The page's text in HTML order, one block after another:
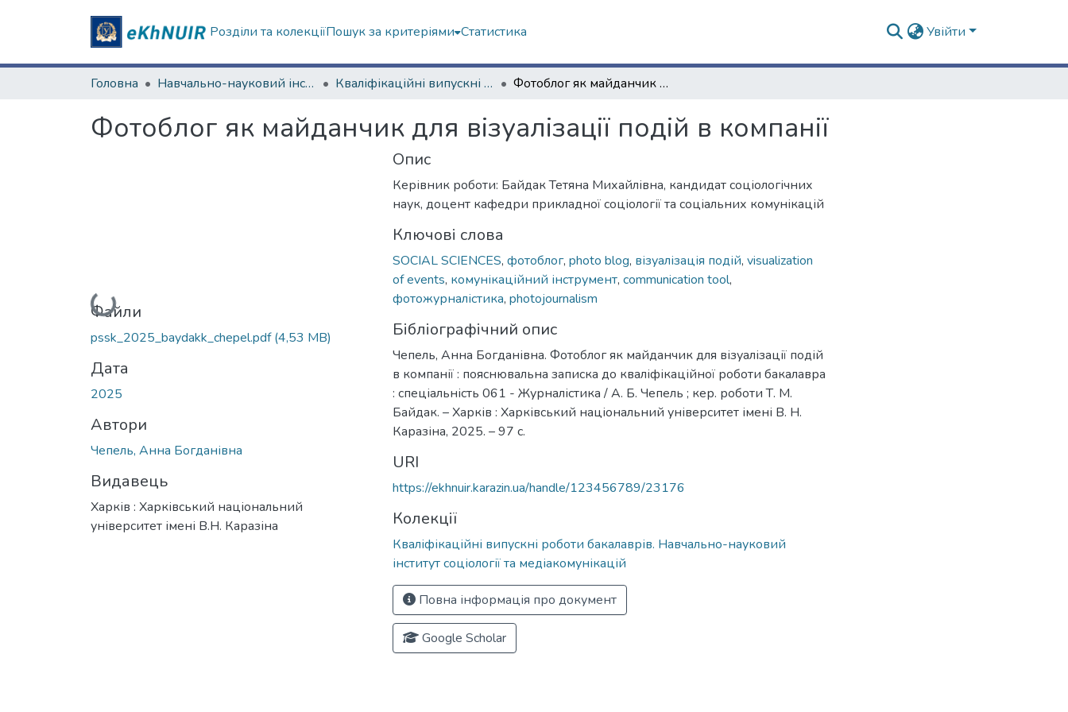
Розділи та колекціїПошук за критеріями Статистика Увійти
Головна Навчально-науковий інститут соціології та медіакомунікацій Кваліфікаційні випускні роботи бакалаврів. Навчально-науковий інститут соціології та медіакомунікацій Фотоблог як майданчик для візуалізації подій в компанії
Фотоблог як майданчик для візуалізації подій в компанії
Вантажиться...
Файли
pssk_2025_baydakk_chepel.pdf(4,53 MB)
Дата
2025
Автори
Чепель, Анна Богданівна
Видавець
Харків : Харківський національний
університет імені В.Н. Каразіна
Опис
Керівник роботи: Байдак Тетяна Михайлівна, кандидат соціологічних
наук, доцент кафедри прикладної соціології та соціальних комунікацій
Ключові слова
SOCIAL SCIENCES, фотоблог, photo blog, візуалізація подій, visualization
of events, комунікаційний інструмент, communication tool,
фотожурналістика, photojournalism
Бібліографічний опис
Чепель, Анна Богданівна. Фотоблог як майданчик для візуалізації подій
в компанії : пояснювальна записка до кваліфікаційної роботи бакалавра
: спеціальність 061 - Журналістика / А. Б. Чепель ; кер. роботи Т. М.
Байдак. – Харків : Харківський національний університет імені В. Н.
Каразіна, 2025. – 97 с.
URI
https://ekhnuir.karazin.ua/handle/123456789/23176
Колекції
Кваліфікаційні випускні роботи бакалаврів. Навчально-науковий
інститут соціології та медіакомунікацій
Повна інформація про документ
Google Scholar